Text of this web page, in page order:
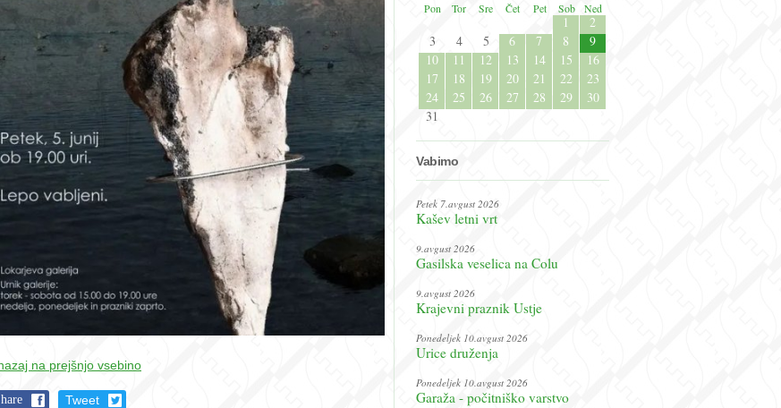
na prejšnjo vsebino
Tweet
Pon
Tor Sre Čet Pet Sob Ned
1
2
3
4 5 6 7 8
9
10
11 12 13 14 15
16
17
18 19 20 21 22
23
24
25 26 27 28 29
30
31
Vabimo
Petek 7.avgust 2026
Kašev letni vrt
9.avgust 2026
Gasilska veselica na Colu
9.avgust 2026
Krajevni praznik Ustje
Ponedeljek 10.avgust 2026
Urice druženja
Ponedeljek 10.avgust 2026
Garaža - počitniško varstvo